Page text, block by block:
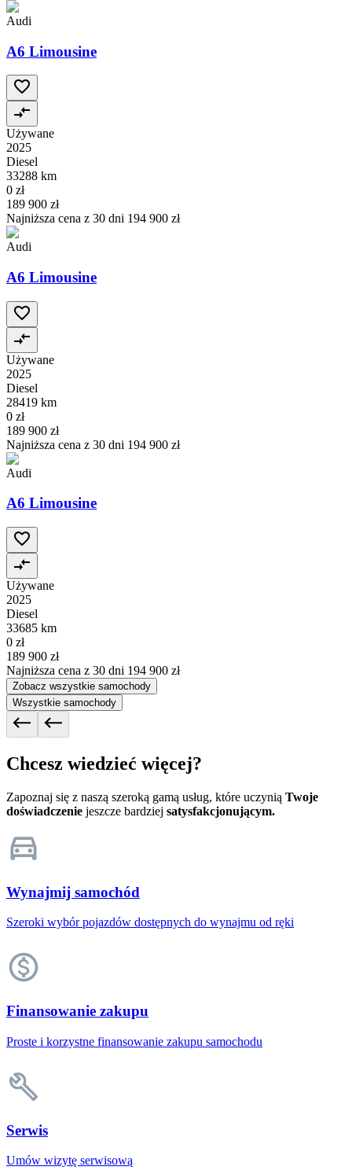
Audi
A6 Limousine
Używane
2025
Diesel
33288 km
0 zł
189 900 zł
Najniższa cena z 30 dni 194 900 zł
Audi
A6 Limousine
Używane
2025
Diesel
28419 km
0 zł
189 900 zł
Najniższa cena z 30 dni 194 900 zł
Audi
A6 Limousine
Używane
2025
Diesel
33685 km
0 zł
189 900 zł
Najniższa cena z 30 dni 194 900 zł
Zobacz wszystkie samochody
Wszystkie samochody
Chcesz wiedzieć więcej?
Zapoznaj się z naszą szeroką gamą usług, które uczynią Twoje
doświadczenie jeszcze bardziej satysfakcjonującym.
Wynajmij samochód
Szeroki wybór pojazdów dostępnych do wynajmu od ręki
Finansowanie zakupu
Proste i korzystne finansowanie zakupu samochodu
Serwis
Umów wizytę serwisową